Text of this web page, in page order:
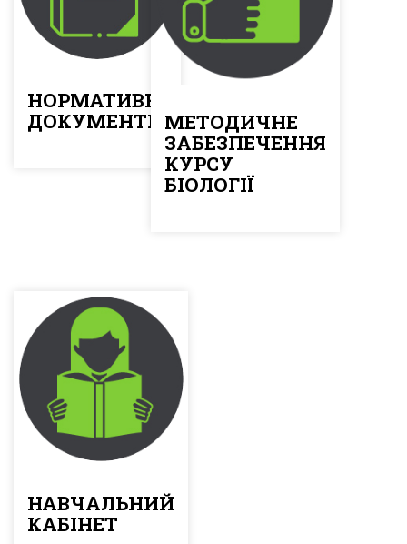
НОРМАТИВНІ
ДОКУМЕНТИ МЕТОДИЧНЕ
ЗАБЕЗПЕЧЕННЯ
КУРСУ
БІОЛОГІЇ
НАВЧАЛЬНИЙ
КАБІНЕТ